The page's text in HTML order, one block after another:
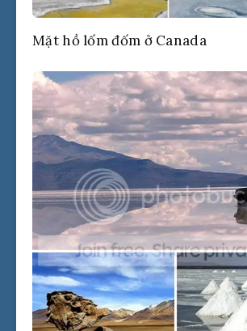
Mặt hồ lốm đốm ở Canada